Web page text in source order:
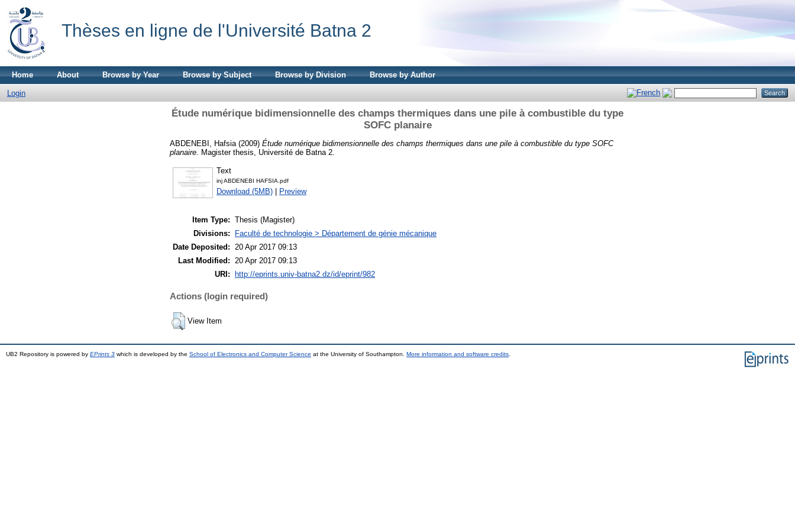
Thèses en ligne de l'Université Batna 2
Home About Browse by Year Browse by Subject Browse by Division Browse by Author
Login
Étude numérique bidimensionnelle des champs thermiques dans une pile à combustible du type
SOFC planaire
ABDENEBI, Hafsia (2009) Étude numérique bidimensionnelle des champs thermiques dans une pile à combustible du type SOFC
planaire.
Magister thesis, Université de Batna 2.
Text
inj ABDENEBI HAFSIA.pdf
Download (5MB) | Preview
Item Type: Thesis (Magister)
Divisions:
Faculté de technologie > Département de génie mécanique
Date Deposited: 20 Apr 2017 09:13
Last Modified: 20 Apr 2017 09:13
URI:
http://eprints.univ-batna2.dz/id/eprint/982
Actions (login required)
View Item
UB2 Repository is powered by EPrints 3 which is developed by the School of Electronics and Computer Science at the University of Southampton. More information and software credits